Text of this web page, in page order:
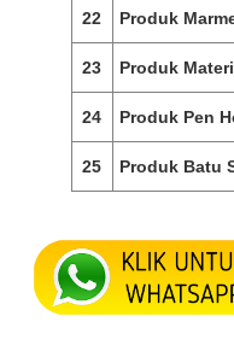
22 Produk
23 Produk
24 Produk Pen
25 Produk Batu